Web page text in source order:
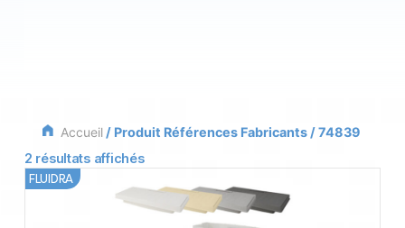
Accueil/ Produit Références Fabricants / 74839
2 résultats affichés
FLUIDRA